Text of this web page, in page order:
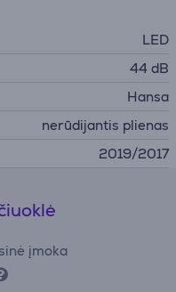
LED
44 dB
Hansa
nerūdijantis plienas
2019/2017
įmoka